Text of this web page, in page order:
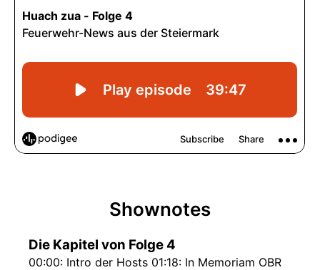
Shownotes
Die Kapitel von Folge 4
00:00: Intro der Hosts 01:18: In Memoriam OBR